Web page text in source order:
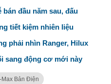
đầu năm sau, đấu
tiết kiệm nhiên liệu
phải nhìn Ranger, Hilux
sang động cơ mới này
Max Bản Điện